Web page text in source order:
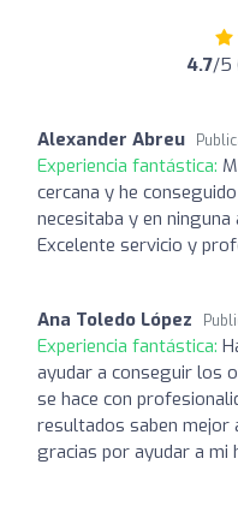
4.7/5
Alexander Abreu
Experiencia fantástica:
cercana y he
necesitaba y en ninguna
Excelente servicio y
Ana Toledo López
Experiencia fantástica:
ayudar a conseguir los
se hace con
resultados saben mejor
gracias por ayudar a mi